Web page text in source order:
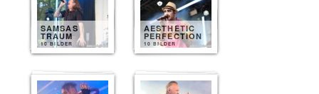
SAMSAS
TRAUM
10 BILDER
AESTHETIC
PERFECTION
10 BILDER